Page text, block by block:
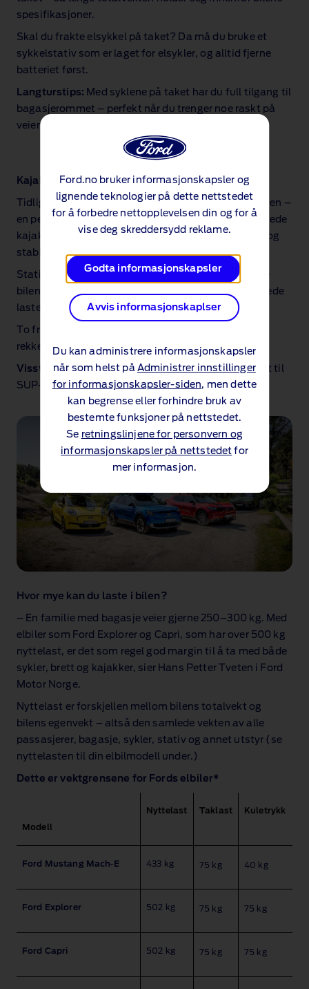
Ford.no bruker informasjonskapsler og
lignende teknologier på dette nettstedet
for å forbedre nettopplevelsen din og for å
vise deg skreddersydd reklame.
Godta informasjonskapsler
Avvis informasjonskaplser
Du kan administrere informasjonskapsler
når som helst på Administrer innstillinger
for informasjonskapsler-siden, men dette
kan begrense eller forhindre bruk av
bestemte funksjoner på nettstedet.
Se retningslinjene for personvern og
informasjonskapsler på nettstedet for
mer informasjon.
spesifikasjoner.
Skal du frakte elsykkel på taket? Da må du bruke et
sykkelstativ som er laget for elsykler, og alltid fjerne
batteriet først.
Langturstips: Med syklene på taket har du full tilgang til
bagasjerommet – perfekt når du trenger noe raskt på
veien.
Kajakk eller SUP‑brett på taket
Tidlig morgen, speilblankt vann og padletur i kajakken –
en perfekt ferieopplevelse. Med Fords spesialdesignede
kajakkstativ frakter du kajakker og SUP‑brett trygt og
stabilt frem til destinasjonen.
Stativene har polstrede holdere som beskytter både
bilen og utstyret ditt, og leveres med spesialtilpassede
lastestropper som hindrer slark og riper.
To fritidskajakker på 20–25 kg hver er innenfor
rekkevidde for de fleste elbilmodellene fra Ford.
Visste du at:Kajakkstativet også fungerer utmerket til
SUP‑brett, takket være de fleksible holderne?
Hvor mye kan du laste i bilen?
– En familie med bagasje veier gjerne 250–300 kg. Med
elbiler som Ford Explorer og Capri, som har over 500 kg
nyttelast, er det som regel god margin til å ta med både
sykler, brett og kajakker, sier Hans Petter Tveten i Ford
Motor Norge.
Nyttelast er forskjellen mellom bilens totalvekt og
bilens egenvekt – altså den samlede vekten av alle
passasjerer, bagasje, sykler, stativ og annet utstyr (se
nyttelasten til din elbilmodell under.)
Dette er vektgrensene for Fords elbiler*
Modell
Nyttelast Taklast Kuletrykk
Ford Mustang Mach‑E 433 kg 75 kg 40 kg
Ford Explorer 502 kg 75 kg 75 kg
Ford Capri 502 kg 75 kg 75 kg